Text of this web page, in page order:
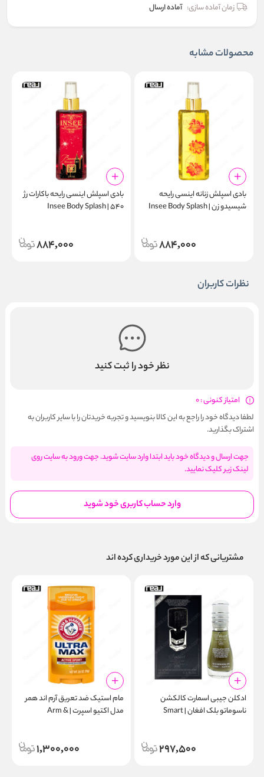
زمان آماده سازی: آماده ارسال
محصولات مشابه
بادی اسپلش زنانه اینسی رایحه
شیسیدو زن | Insee Body Splash
884,000
بادی اسپلش اینسی رایحه باکارات رژ
۵۴۰ | Insee Body Splash
884,000
نظرات کاربران
نظر خود را ثبت کنید
امتیاز کنونی : 0
لطفا دیدگاه خود را راجع به این کالا بنویسید و تجربه خریدتان را با سایر کاربران به
اشتراک بگذارید.
جهت ارسال و دیدگاه خود باید ابتدا وارد سایت شوید. جهت ورود به سایت روی
لینک زیر کلیک نمایید.
وارد حساب کاربری خود شوید
مشتریانی که از این مورد خریداری کرده اند
ادکلن جیبی اسمارت کالکشن
ناسوماتو بلک افغان | Smart
297,500
مام استیک ضد تعریق آرم اند همر
مدل اکتیو اسپرت | Arm &
Active Sport 73g
1,300,000